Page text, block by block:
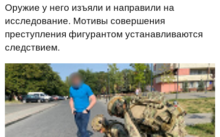
Оружие у него изъяли и направили на
исследование. Мотивы совершения
преступления фигурантом устанавливаются
следствием.